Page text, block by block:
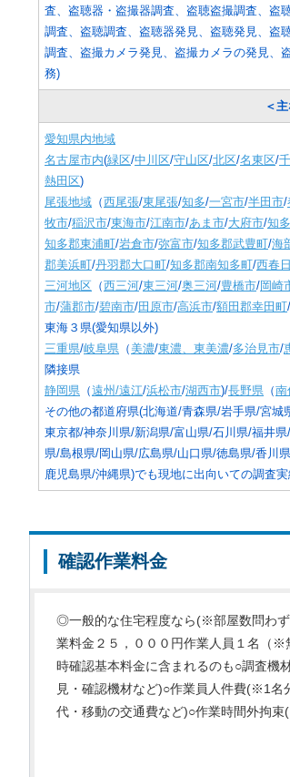
査、盗聴器・盗撮器調査、盗聴盗撮調査、盗
調査、盗聴調査、盗聴器発見、盗聴発見、盗
調査、盗撮カメラ発見、盗撮カメラの発見、
務)
＜
愛知県内地域
名古屋市内(緑区/中川区/守山区/北区/名東区/
熱田区)
尾張地域 （西尾張/東尾張/知多/一宮市/半田市/
牧市/稲沢市/東海市/江南市/あま市/大府市/知
知多郡東浦町/岩倉市/弥富市/知多郡武豊町/海
郡美浜町/丹羽郡大口町/知多郡南知多町/西春
三河地区 （西三河/東三河/奥三河/豊橋市/岡崎
市/蒲郡市/碧南市/田原市/高浜市/額田郡幸田町/
東海３県(愛知県以外)
三重県/岐阜県 （美濃/東濃、東美濃/多治見市/
隣接県
静岡県 （遠州/遠江/浜松市/湖西市)/長野県 （南
その他の都道府県(北海道/青森県/岩手県/宮
東京都/神奈川県/新潟県/富山県/石川県/福井
県/島根県/岡山県/広島県/山口県/徳島県/香川
鹿児島県/沖縄県)でも現地に出向いての調査実
確認作業料金
◎一般的な住宅程度なら(※部屋数問わ
業料金２５，０００円作業人員１名（※
時確認基本料金に含まれるのも○調査機
見・確認機材など)○作業員人件費(※1
代・移動の交通費など)○作業時間外拘束(